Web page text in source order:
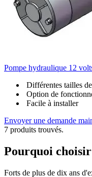
Pompe hydraulique 12
Différentes tailles
Option de
Facile à installer
Envoyer une demande
7 produits trouvés.
Pourquoi
Forts de plus de dix ans